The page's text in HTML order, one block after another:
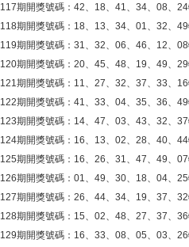
117期開獎號碼：42、18、41、34、08、
118期開獎號碼：18、13、34、01、32、
119期開獎號碼：31、32、06、46、12、
120期開獎號碼：20、45、48、19、49、
121期開獎號碼：11、27、32、37、33、
122期開獎號碼：41、33、04、35、36、
123期開獎號碼：14、47、03、43、32、
124期開獎號碼：16、13、02、28、40、
125期開獎號碼：16、26、31、47、49、
126期開獎號碼：01、49、30、18、04、
127期開獎號碼：26、44、34、19、37、
128期開獎號碼：15、02、48、27、37、
129期開獎號碼：16、33、08、05、03、